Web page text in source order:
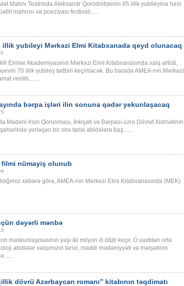
Mahnı Teatrında Aleksandr Qorodnitskinin 85 illik yubileyinə həsr
mahnısı və poeziyası festivalı......
illik yubileyi Mərkəzi Elmi Kitabxanada qeyd olunacaq
Elmlər Akademiyasının Mərkəzi Elmi Kitabxanasında xalq artisti,
70 illik yubiley tədbiri keçiriləcək. Bu barədə AMEA-nın Mərkəzi
verilib.......
bərpa işləri ilin sonuna qədər yekunlaşacaq
Mədəni İrsin Qorunması, İnkişafı və Bərpası üzrə Dövlət Xidmətinin
yerləşən bir sıra tarixi abidələrə baş......
nümayiş olunub
xəbərə görə, AMEA-nın Mərkəzi Elmi Kitabxanasında (MEK)
dəyərli mənbə
məskunlaşmasının yaşı iki milyon ili ötüb keçir. O vaxtdan orta
abidələr xalqımızın tarixi, maddi mədəniyyəti və məişətinin
dövrü Azərbaycan romanı” kitabının təqdimatı